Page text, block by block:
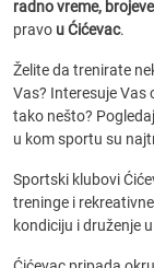
radno vreme,
pravo u Ćićevac.
Želite da trenirate
Vas? Interesuje Vas
tako nešto?
u kom sportu su
Sportski klubovi
treninge i
kondiciju i druženje